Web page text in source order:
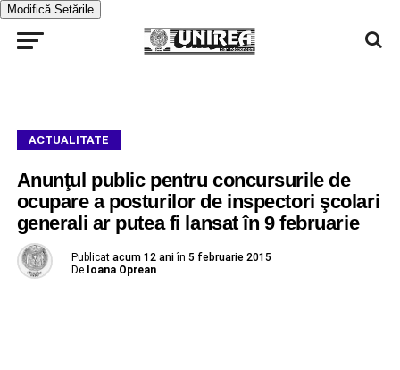
Modifică Setările
ACTUALITATE
Anunţul public pentru concursurile de
ocupare a posturilor de inspectori şcolari
generali ar putea fi lansat în 9 februarie
Publicat acum 12 ani în 5 februarie 2015
De Ioana Oprean